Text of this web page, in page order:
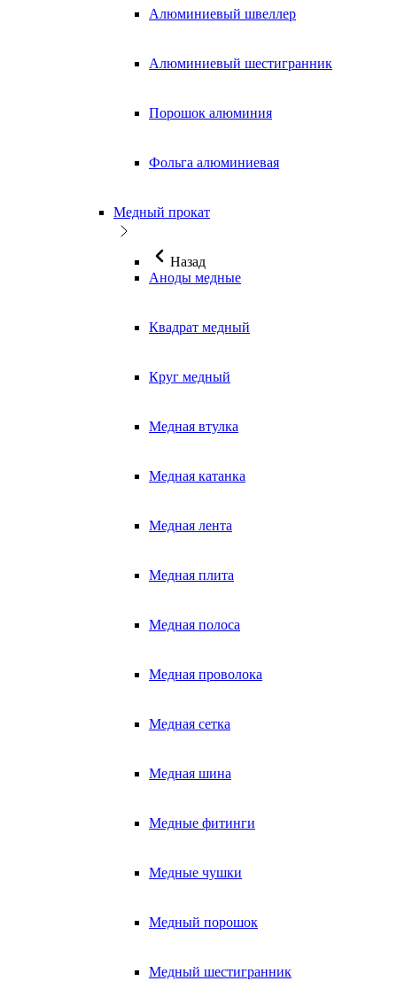
Алюминиевый швеллер
Алюминиевый шестигранник
Порошок алюминия
Фольга алюминиевая
Медный прокат
Назад
Аноды медные
Квадрат медный
Круг медный
Медная втулка
Медная катанка
Медная лента
Медная плита
Медная полоса
Медная проволока
Медная сетка
Медная шина
Медные фитинги
Медные чушки
Медный порошок
Медный шестигранник